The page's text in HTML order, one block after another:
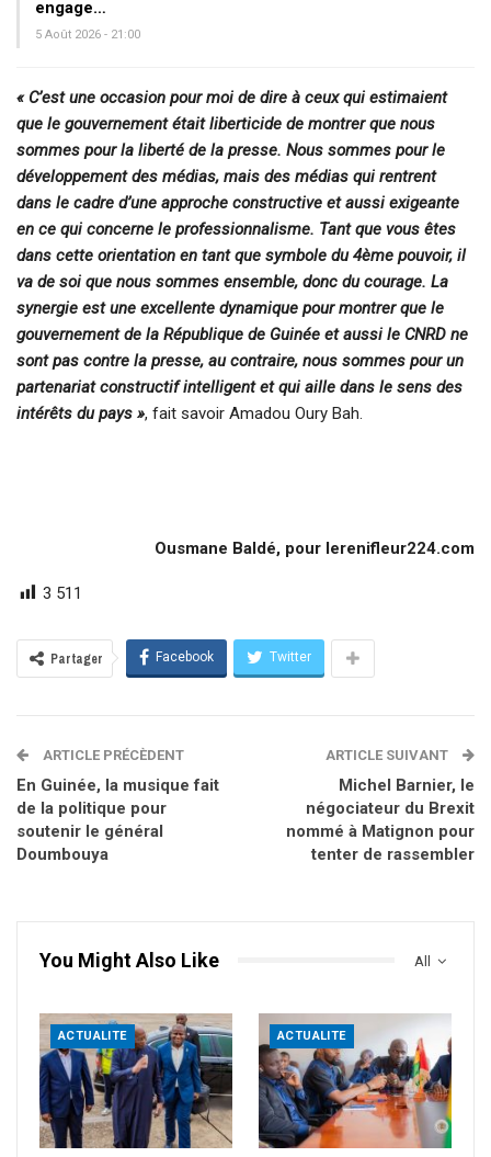
engage…
5 Août 2026 - 21:00
« C’est une occasion pour moi de dire à ceux qui estimaient
que le gouvernement était liberticide de montrer que nous
sommes pour la liberté de la presse. Nous sommes pour le
développement des médias, mais des médias qui rentrent
dans le cadre d’une approche constructive et aussi exigeante
en ce qui concerne le professionnalisme. Tant que vous êtes
dans cette orientation en tant que symbole du 4ème pouvoir, il
va de soi que nous sommes ensemble, donc du courage. La
synergie est une excellente dynamique pour montrer que le
gouvernement de la République de Guinée et aussi le CNRD ne
sont pas contre la presse, au contraire, nous sommes pour un
partenariat constructif intelligent et qui aille dans le sens des
intérêts du pays », fait savoir Amadou Oury Bah.
Ousmane Baldé, pour lerenifleur224.com
3 511
Partager Facebook Twitter
ARTICLE PRÉCÈDENT
En Guinée, la musique fait
de la politique pour
soutenir le général
Doumbouya
ARTICLE SUIVANT
Michel Barnier, le
négociateur du Brexit
nommé à Matignon pour
tenter de rassembler
All
You Might Also Like
ACTUALITE ACTUALITE